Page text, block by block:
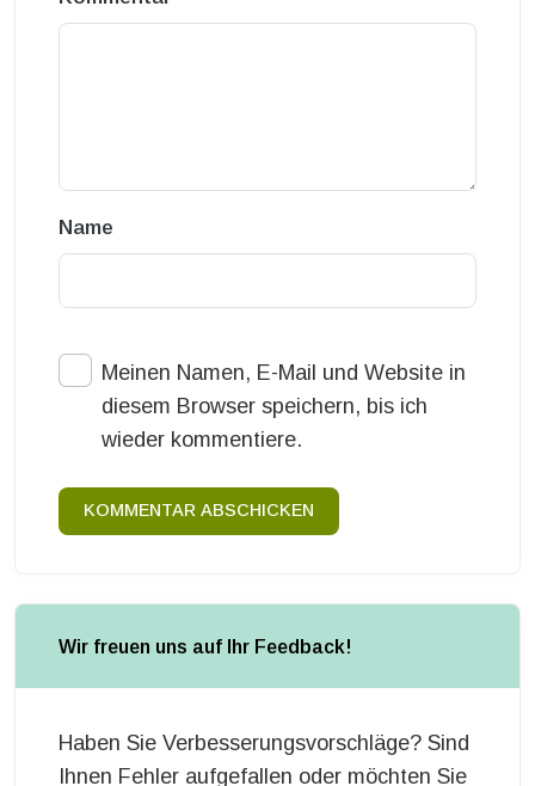
Name
Meinen Namen, E-Mail und Website in
diesem Browser speichern, bis ich
wieder kommentiere.
KOMMENTAR ABSCHICKEN
Wir freuen uns auf Ihr Feedback!
Haben Sie Verbesserungsvorschläge? Sind
Ihnen Fehler aufgefallen oder möchten Sie